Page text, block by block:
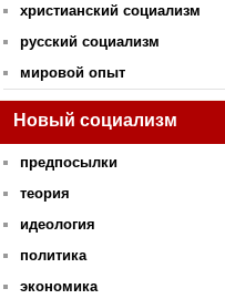
христианский социализм
русский социализм
мировой опыт
Новый социализм
предпосылки
теория
идеология
политика
экономика